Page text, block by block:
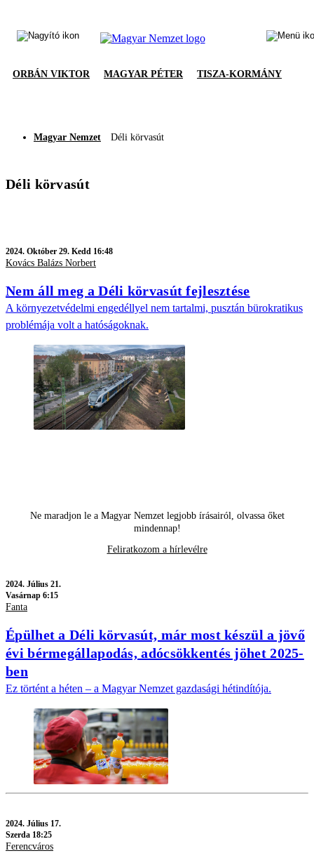
ORBÁN VIKTOR MAGYAR PÉTER TISZA-KORMÁNY
Magyar Nemzet Déli körvasút
Déli körvasút
2024. Október 29. Kedd 16:48
Kovács Balázs Norbert
Nem áll meg a Déli körvasút fejlesztése
A környezetvédelmi engedéllyel nem tartalmi, pusztán bürokratikus
problémája volt a hatóságoknak.
Ne maradjon le a Magyar Nemzet legjobb írásairól, olvassa őket
mindennap!
Feliratkozom a hírlevélre
2024. Július 21.
Vasárnap 6:15
Fanta
Épülhet a Déli körvasút, már most készül a jövő
évi bérmegállapodás, adócsökkentés jöhet 2025-
ben
Ez történt a héten – a Magyar Nemzet gazdasági hétindítója.
2024. Július 17.
Szerda 18:25
Ferencváros